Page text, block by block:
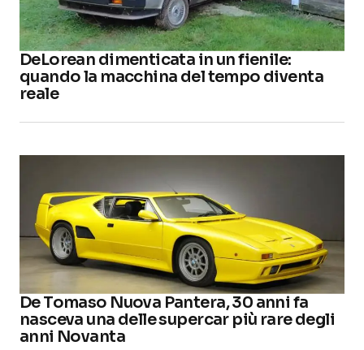
DeLorean dimenticata in un fienile:
quando la macchina del tempo diventa
reale
De Tomaso Nuova Pantera, 30 anni fa
nasceva una delle supercar più rare degli
anni Novanta